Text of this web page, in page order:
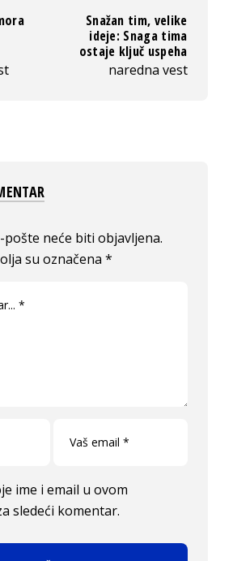
Snažan tim, velike
ideje: Snaga tima
ostaje ključ uspeha
naredna vest
pošte neće biti objavljena.
su označena*
ime i email u ovom
sledeći komentar.